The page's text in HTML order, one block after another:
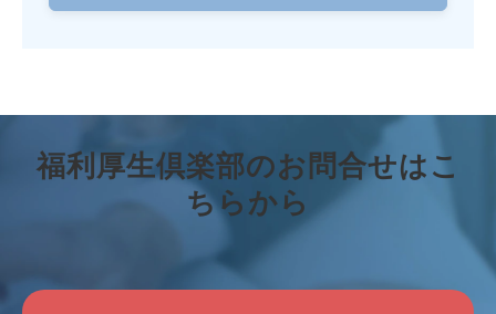
福利厚生倶楽部のお問合せはこ
ちらから